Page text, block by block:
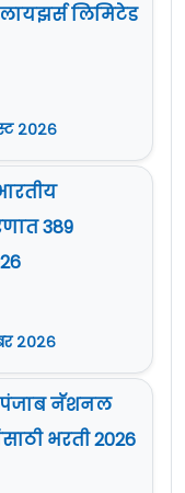
लिमिटेड
२०२६
389
२०२६
पंजाब नॅशनल
भरती 2026